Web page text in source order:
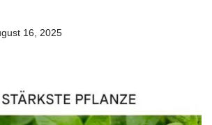
16, 2025